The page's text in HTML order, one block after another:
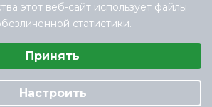
дилер Funai в РФ
этот веб-сайт использует файлы
статистики.
Принять
Настроить